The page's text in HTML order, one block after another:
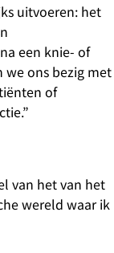
uitvoeren: het
een knie- of
we ons bezig met
of
van het van het
wereld waar ik